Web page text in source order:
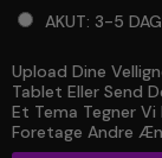
AKUT: 3-5
Selection will
Upload Dine
Tablet Eller Send
Et Tema Tegner Vi
Foretage Andre